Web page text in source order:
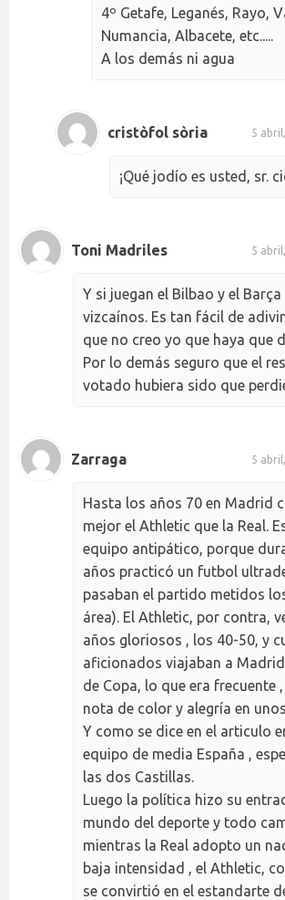
4º Getafe, Leganés, Rayo,
Numancia, Albacete, etc.....
A los demás ni agua
cristòfol sòria 5
¡Qué jodío es usted, sr.
Toni Madriles 5
Y si juegan el Bilbao y el
vizcaínos. Es tan fácil de
que no creo yo que haya que
Por lo demás seguro que el
votado hubiera sido que
Zarraga 5
Hasta los años 70 en Madrid
mejor el Athletic que la Real.
equipo antipático, porque
años practicó un futbol
pasaban el partido metidos
área). El Athletic, por contra,
años gloriosos , los 40-50, y
aficionados viajaban a
de Copa, lo que era frecuente
nota de color y alegría en
Y como se dice en el articulo
equipo de media España ,
las dos Castillas.
Luego la política hizo su
mundo del deporte y todo
mientras la Real adopto un
baja intensidad , el Athletic,
se convirtió en el estandarte